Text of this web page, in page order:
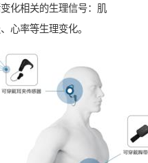
化相关的生理信号：肌
心率等生理变化。